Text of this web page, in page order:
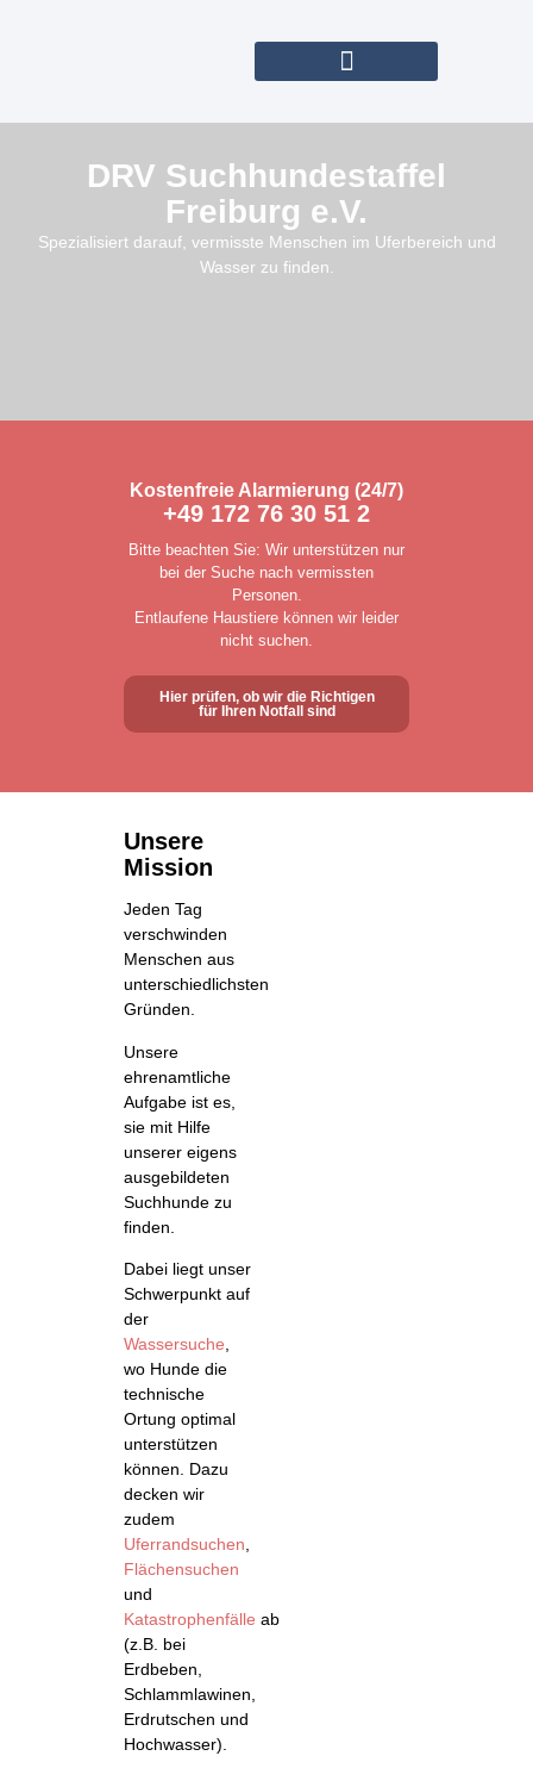
DRV Suchhundestaffel
Freiburg e.V.
Spezialisiert darauf, vermisste Menschen im Uferbereich und
Wasser zu finden.
Kostenfreie Alarmierung (24/7)
+49 172 76 30 51 2
Bitte beachten Sie: Wir unterstützen nur
bei der Suche nach vermissten
Personen.
Entlaufene Haustiere können wir leider
nicht suchen.
Hier prüfen, ob wir die Richtigen
für Ihren Notfall sind
Unsere
Mission
Jeden Tag
verschwinden
Menschen aus
unterschiedlichsten
Gründen.
Unsere
ehrenamtliche
Aufgabe ist es,
sie mit Hilfe
unserer eigens
ausgebildeten
Suchhunde zu
finden.
Dabei liegt unser
Schwerpunkt auf
der
Wassersuche
wo Hunde die
technische
Ortung optimal
unterstützen
können. Dazu
decken wir
zudem
Uferrandsuchen
Flächensuchen
und
Katastrophenfälle ab
(z.B. bei
Erdbeben,
Schlammlawinen,
Erdrutschen und
Hochwasser).